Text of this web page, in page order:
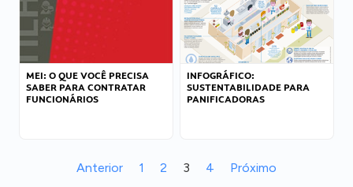
MEI: O QUE VOCÊ PRECISA
SABER PARA CONTRATAR
FUNCIONÁRIOS
INFOGRÁFICO:
SUSTENTABILIDADE PARA
PANIFICADORAS
Anterior 1 2 3 4 Próximo